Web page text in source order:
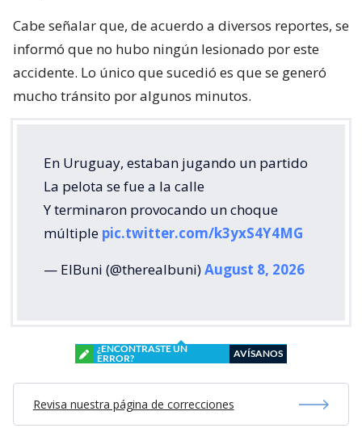
Cabe señalar que, de acuerdo a diversos reportes, se
informó que no hubo ningún lesionado por este
accidente. Lo único que sucedió es que se generó
mucho tránsito por algunos minutos.
En Uruguay, estaban jugando un partido
La pelota se fue a la calle
Y terminaron provocando un choque
múltiple pic.twitter.com/k3yxS4Y4MG
— ElBuni (@therealbuni)August 8, 2026
¿ENCONTRASTE UN
ERROR?
AVÍSANOS
Revisa nuestra página de correcciones